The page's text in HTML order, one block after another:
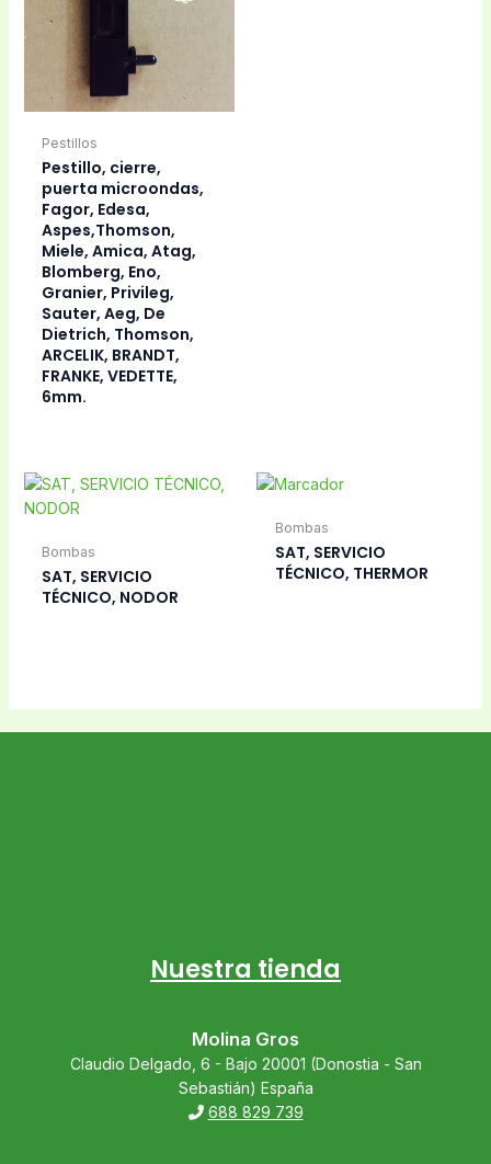
Pestillos
Pestillo, cierre,
puerta microondas,
Fagor, Edesa,
Aspes,Thomson,
Miele, Amica, Atag,
Blomberg, Eno,
Granier, Privileg,
Sauter, Aeg, De
Dietrich, Thomson,
ARCELIK, BRANDT,
FRANKE, VEDETTE,
6mm.
Bombas
SAT, SERVICIO
TÉCNICO, NODOR
Bombas
SAT, SERVICIO
TÉCNICO, THERMOR
Nuestra tienda
Molina Gros
Claudio Delgado, 6 - Bajo 20001 (Donostia - San
Sebastián) España
688 829 739